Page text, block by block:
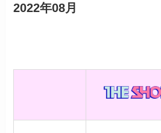
2022年08月